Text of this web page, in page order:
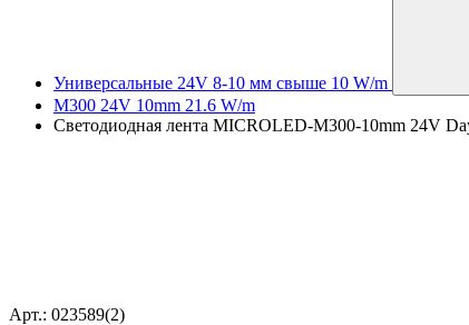
Универсальные 24V 8-10 мм свыше 10 W/m
M300 24V 10mm 21.6 W/m
Светодиодная лента MICROLED-M300-10mm 24V
Арт.: 023589(2)